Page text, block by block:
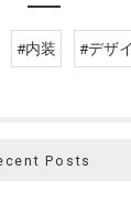
#内装 #デザ
Posts